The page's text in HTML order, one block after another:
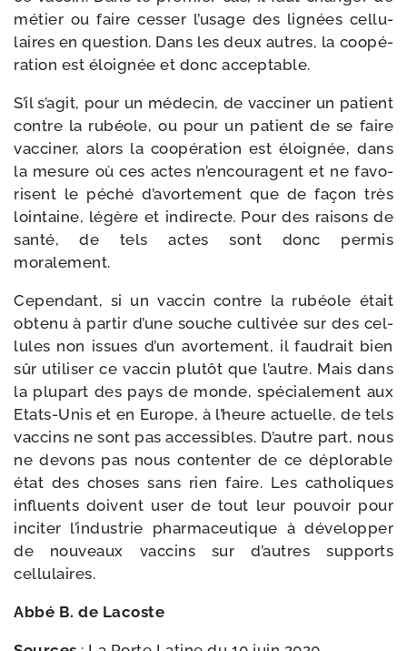
métier ou faire ces­ser l’usage des lignées cel­lu­
laires en ques­tion. Dans les deux autres, la coopé­
ra­tion est éloi­gnée et donc acceptable.
S’il s’agit, pour un méde­cin, de vac­ci­ner un patient
contre la rubéole, ou pour un patient de se faire
vac­ci­ner, alors la coopé­ra­tion est éloi­gnée, dans
la mesure où ces actes n’encouragent et ne favo­
risent le péché d’avortement que de façon très
loin­taine, légère et indi­recte. Pour des rai­sons de
san­té, de tels actes sont donc per­mis
moralement.
Cependant, si un vac­cin contre la rubéole était
obte­nu à par­tir d’une souche culti­vée sur des cel­
lules non issues d’un avor­te­ment, il fau­drait bien
sûr uti­li­ser ce vac­cin plu­tôt que l’autre. Mais dans
la plu­part des pays de monde, spé­cia­le­ment aux
Etats-​Unis et en Europe, à l’heure actuelle, de tels
vac­cins ne sont pas acces­sibles. D’autre part, nous
ne devons pas nous conten­ter de ce déplo­rable
état des choses sans rien faire. Les catho­liques
influents doivent user de tout leur pou­voir pour
inci­ter l’industrie phar­ma­ceu­tique à déve­lop­per
de nou­veaux vac­cins sur d’autres sup­ports
cellulaires.
Abbé B. de Lacoste